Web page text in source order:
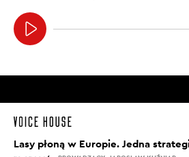
Lasy płoną w Europie. Jedna